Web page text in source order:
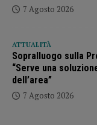
7 Agosto 2026
ATTUALITÀ
Sopralluogo sulla
“Serve una
dell’area”
7 Agosto 2026